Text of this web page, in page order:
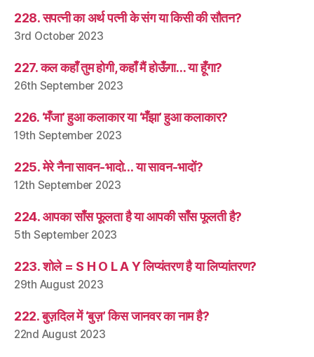
228. सपत्नी का अर्थ पत्नी के संग या किसी की सौतन?
3rd October 2023
227. कल कहाँ तुम होगी, कहाँ मैं होऊँगा… या हूँगा?
26th September 2023
226. ‘मँजा’ हुआ कलाकार या ‘मँझा’ हुआ कलाकार?
19th September 2023
225. मेरे नैना सावन-भादो… या सावन-भादों?
12th September 2023
224. आपका साँस फूलता है या आपकी साँस फूलती है?
5th September 2023
223. शोले = S H O L A Y लिप्यंतरण है या लिप्यांतरण?
29th August 2023
222. बुज़दिल में ‘बुज़’ किस जानवर का नाम है?
22nd August 2023